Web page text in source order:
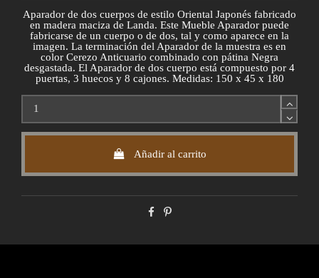
Aparador de dos cuerpos de estilo Oriental Japonés fabricado
en madera maciza de Landa. Este Mueble Aparador puede
fabricarse de un cuerpo o de dos, tal y como aparece en la
imagen. La terminación del Aparador de la muestra es en
color Cerezo Anticuario combinado con pátina Negra
desgastada. El Aparador de dos cuerpo está compuesto por 4
puertas, 3 huecos y 8 cajones. Medidas: 150 x 45 x 180
Añadir al carrito